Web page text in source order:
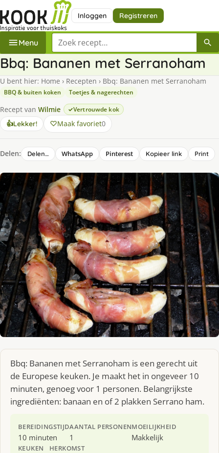
Inloggen Registreren
Menu Zoek een recept
Bbq: Bananen met Serranoham
U bent hier: Home › Recepten › Bbq: Bananen met Serranoham
BBQ & buiten koken Toetjes & nagerechten
Recept van Wilmie Vertrouwde kok
👍Lekker! Maak favoriet0
Delen: Delen… WhatsApp Pinterest Kopieer link Print
Bbq: Bananen met Serranoham is een gerecht uit
de Europese keuken. Je maakt het in ongeveer 10
minuten, genoeg voor 1 personen. Belangrijkste
ingrediënten: banaan en of 2 plakken Serrano ham.
BEREIDINGSTIJD
10 minuten
AANTAL PERSONEN
1
MOEILIJKHEID
Makkelijk
KEUKEN HERKOMST